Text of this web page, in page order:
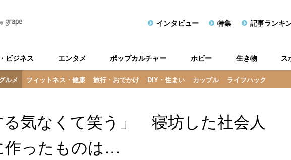
インタビュー 特集 記事ランキ
ルメ フィットネス・健康 旅行・おでかけ DIY・住まい カップル ライフハック
ビジネス エンタメ ポップカルチャー ホビー 生き物 ス
る気なくて笑う」 寝坊した社会人
作ったものは…